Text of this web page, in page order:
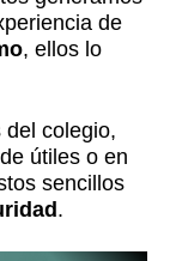
de
, ellos lo
del colegio,
útiles o en
sencillos
.